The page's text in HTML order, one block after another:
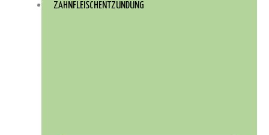
ZAHNFLEISCHENTZÜNDUNG